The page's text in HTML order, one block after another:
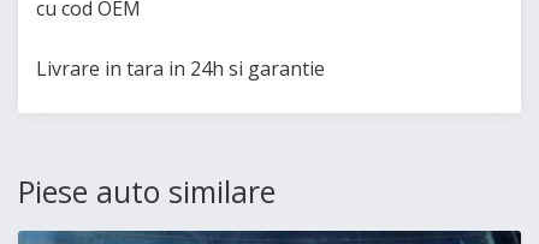
cu cod OEM
Livrare in tara in 24h si garantie
Piese auto similare